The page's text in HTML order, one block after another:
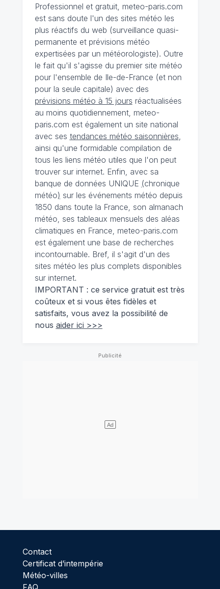
Professionnel et gratuit, meteo-paris.com
est sans doute l'un des sites météo les
plus réactifs du web (surveillance quasi-
permanente et prévisions météo
expertisées par un météorologiste). Outre
le fait qu'il s'agisse du premier site météo
pour l'ensemble de Ile-de-France (et non
pour la seule capitale) avec des
prévisions météo à 15 jours réactualisées
au moins quotidiennement, meteo-
paris.com est également un site national
avec ses tendances météo saisonnières
ainsi qu'une formidable compilation de
tous les liens météo utiles que l'on peut
trouver sur internet. Enfin, avec sa
banque de données UNIQUE (chronique
météo) sur les événements météo depuis
1850 dans toute la France, son almanach
météo, ses tableaux mensuels des aléas
climatiques en France, meteo-paris.com
est également une base de recherches
incontournable. Bref, il s'agit d'un des
sites météo les plus complets disponibles
sur internet.
IMPORTANT : ce service gratuit est très
coûteux et si vous êtes fidèles et
satisfaits, vous avez la possibilité de
nous aider ici >>>
Contact
Certificat d’intempérie
Météo-villes
FAQ